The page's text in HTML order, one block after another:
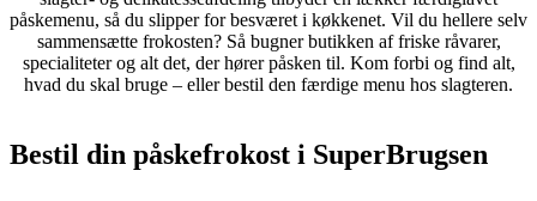
påskemenu, så du slipper for besværet i køkkenet. Vil du hellere selv
sammensætte frokosten? Så bugner butikken af friske råvarer,
specialiteter og alt det, der hører påsken til. Kom forbi og find alt,
hvad du skal bruge – eller bestil den færdige menu hos slagteren.
Bestil din påskefrokost i SuperBrugsen